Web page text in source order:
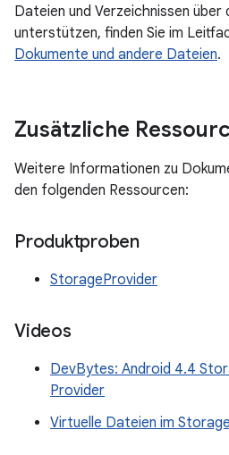
Dateien und Verzeichnissen über
unterstützen, finden Sie im
Dokumente und andere Dateien.
Zusätzliche
Weitere Informationen zu
den folgenden Ressourcen:
Produktproben
StorageProvider
Videos
DevBytes: Android 4.4
Provider
Virtuelle Dateien im